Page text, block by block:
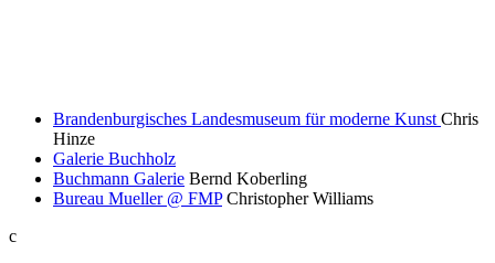
Brandenburgisches Landesmuseum für moderne Kunst Chris
Hinze
Galerie Buchholz
Buchmann Galerie Bernd Koberling
Bureau Mueller @ FMP Christopher Williams
c